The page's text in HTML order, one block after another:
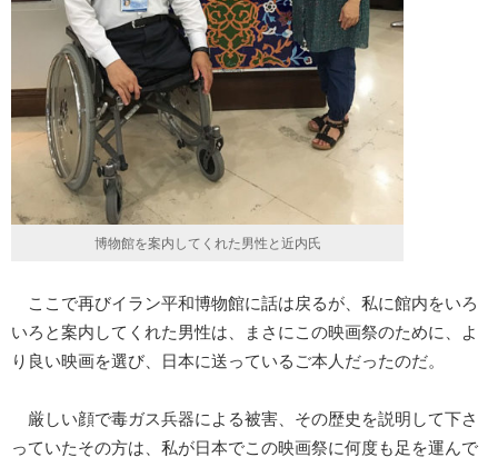
博物館を案内してくれた男性と近内氏
ここで再びイラン平和博物館に話は戻るが、私に館内をいろ
いろと案内してくれた男性は、まさにこの映画祭のために、よ
り良い映画を選び、日本に送っているご本人だったのだ。
厳しい顔で毒ガス兵器による被害、その歴史を説明して下さ
っていたその方は、私が日本でこの映画祭に何度も足を運んで